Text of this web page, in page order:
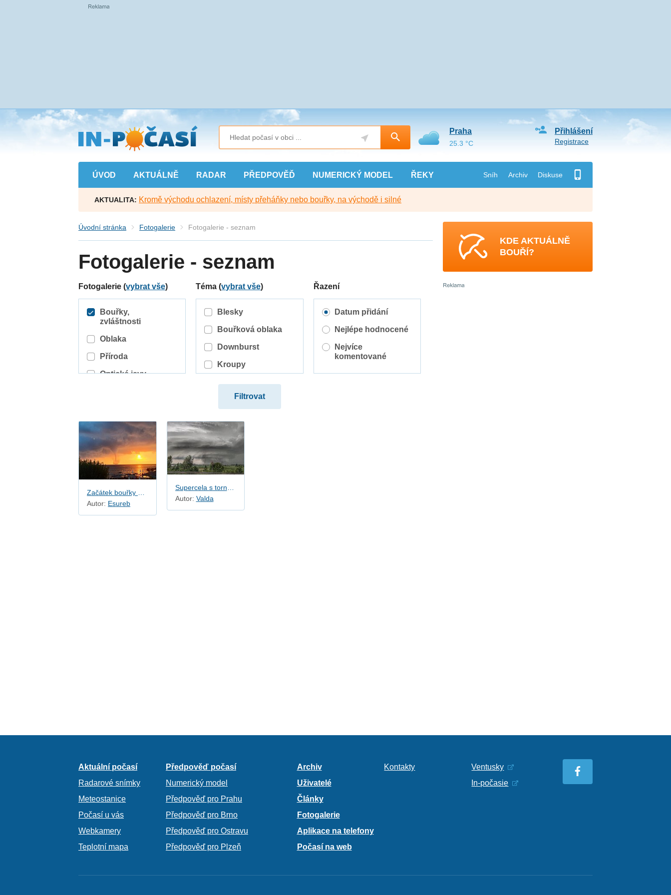
Přejít
na
hlavní
obsah
ÚVOD AKTUÁLNĚ RADAR PŘEDPOVĚĎ NUMERICKÝ MODEL ŘEKY Sníh Archiv Diskuse
Přihlášení
Registrace
Praha
25.3 °C
AKTUALITA: Kromě východu ochlazení, místy přeháňky nebo bouřky, na východě i silné
Úvodní stránka Fotogalerie Fotogalerie - seznam
Fotogalerie - seznam
Fotogalerie (vybrat vše)
Bouřky,
zvláštnosti
Oblaka
Příroda
Optické jevy
Téma (vybrat vše)
Blesky
Bouřková oblaka
Downburst
Kroupy
Shelf cloud
Supercely
Tromby
Zvláštnosti
Řazení
Datum přidání
Nejlépe hodnocené
Nejvíce
komentované
Autor: Esureb
Supercela s tornádem
Autor: Valda
KDE AKTUÁLNĚ
BOUŘÍ?
Aktuální počasí
Radarové snímky
Meteostanice
Počasí u vás
Webkamery
Teplotní mapa
Předpověď počasí
Numerický model
Předpověď pro Prahu
Předpověď pro Brno
Předpověď pro Ostravu
Předpověď pro Plzeň
Archiv
Uživatelé
Články
Fotogalerie
Aplikace na telefony
Počasí na web
Kontakty
Ventusky
In-počasie